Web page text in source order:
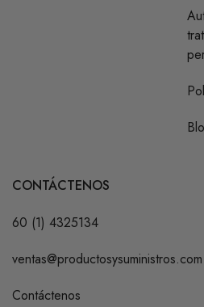
CONTÁCTENOS
60 (1) 4325134
ventas@productosysuministros.com
Contáctenos